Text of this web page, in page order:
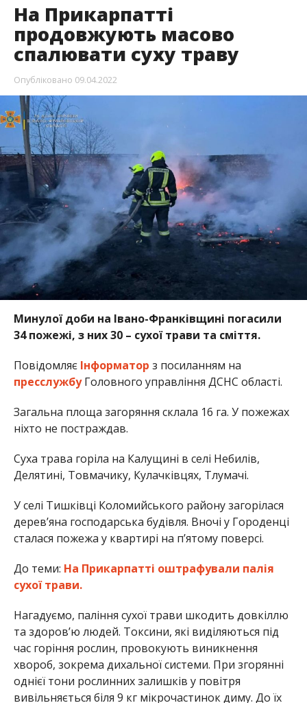
На Прикарпатті
продовжують масово
спалювати суху траву
Опубліковано 09.04.2022
Минулої доби на Івано-Франківщині погасили
34 пожежі, з них 30 – сухої трави та сміття.
Повідомляє Інформатор з посиланням на
пресслужбуГоловного управління ДСНС області.
Загальна площа загоряння склала 16 га. У пожежах
ніхто не постраждав.
Суха трава горіла на Калущині в селі Небилів,
Делятині, Товмачику, Кулачківцях, Тлумачі.
У селі Тишківці Коломийського району загорілася
дерев’яна господарська будівля. Вночі у Городенці
сталася пожежа у квартирі на п’ятому поверсі.
До теми: На Прикарпатті оштрафували палія
сухої трави.
Нагадуємо, паління сухої трави шкодить довкіллю
та здоров’ю людей. Токсини, які виділяються під
час горіння рослин, провокують виникнення
хвороб, зокрема дихальної системи. При згорянні
однієї тони рослинних залишків у повітря
вивільняється біля 9 кг мікрочастинок диму. До їх